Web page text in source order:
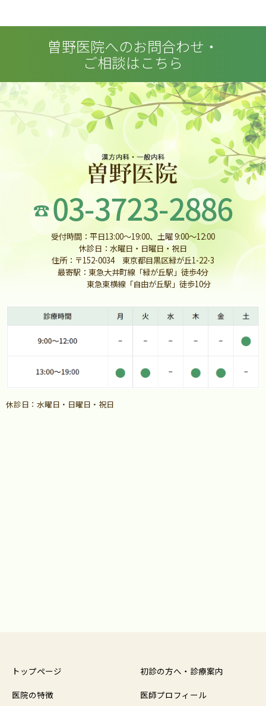
曽野医院へのお問合わせ・
ご相談はこちら
受付時間：平日13:00〜19:00、土曜 9:00〜12:00
休診日：水曜日・日曜日・祝日
住所：〒152-0034 東京都目黒区緑が丘1-22-3
最寄駅：東急大井町線「緑が丘駅」徒歩4分
東急東横線「自由が丘駅」徒歩10分
休診日：水曜日・日曜日・祝日
トップページ
初診の方へ・診療案内
医院の特徴
医師プロフィール